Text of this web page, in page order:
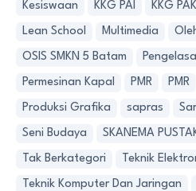
Kesiswaan KKG PAI KKG PAK
Lean School Multimedia
OSIS SMKN 5 Batam
Permesinan Kapal PMR PMR
Produksi Grafika sapras
Seni Budaya SKANEMA
Tak Berkategori Teknik
Teknik Komputer Dan Jaringan